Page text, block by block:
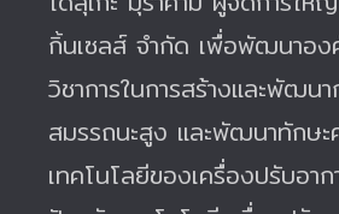
กิ้นเซลส์ จำกัด เพื่อพัฒนาอง
วิชาการในการสร้างและพัฒน
สมรรถนะสูง และพัฒนาทักษะ
เทคโนโลยีของเครื่องปรับอา